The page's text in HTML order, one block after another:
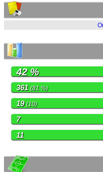
42 %
361 (81 %)
19(10)
7
11